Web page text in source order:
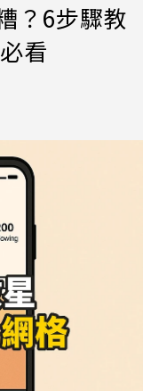
？6步驟教
看